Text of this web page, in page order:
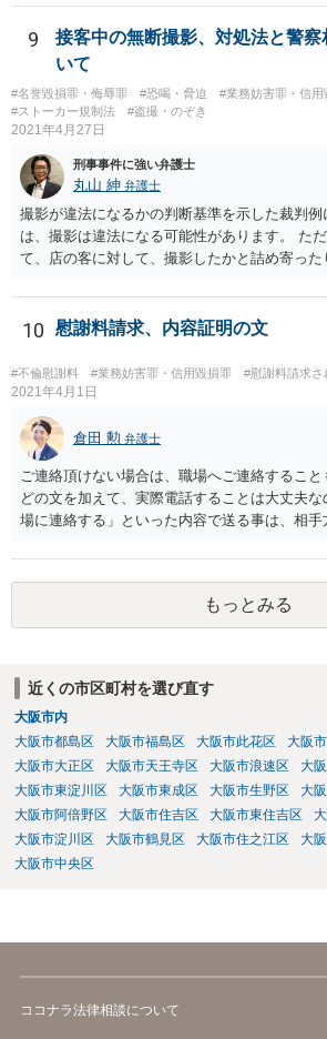
内容・声色で暴言が繰り返されたか等が克明
拠になり得るでしょう。なお、【立ち上がり詰
り】という点については、防犯カメラなどが
す。 ＞被害届は警察に提出するのでしょうか
ます。
9
接客中の無断撮影、対処法と警
いて
#名誉毀損罪・侮辱罪 #恐喝・脅迫
#業務妨害罪・信用
#ストーカー規制法
#盗撮・のぞき
2021年4月27日
刑事事件に強い弁護士
丸山 紳 弁護士
撮影が違法になるかの判断基準を示した裁判例
は、撮影は違法になる可能性があります。 た
て、店の客に対して、撮影したかと詰め寄っ
長等からやんわりと注意してもらうなど、店
うことが現実的であるように思います。
10 慰謝料請求、内容証明の文
#不倫慰謝料 #業務妨害罪・信用毀損罪 #慰謝料請求さ
2021年4月1日
倉田 勲 弁護士
ご連絡頂けない場合は、職場へご連絡するこ
どの文を加えて、実際電話することは大丈夫
場に連絡する」といった内容で送る事は、相
話をすることについても、場合によっては業
もあります。
もっとみる
近くの市区町村を選び直す
大阪市内
大阪市都島区
大阪市福島区 大阪市此花区 大阪
大阪市大正区
大阪市天王寺区 大阪市浪速区
大
大阪市東淀川区
大阪市東成区 大阪市生野区 大
大阪市阿倍野区
大阪市住吉区 大阪市東住吉区
大阪市淀川区
大阪市鶴見区 大阪市住之江区 大
大阪市中央区
ココナラ法律相談について